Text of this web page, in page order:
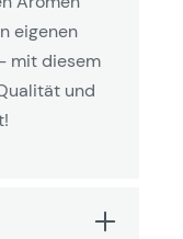
eigenen
mit diesem
und